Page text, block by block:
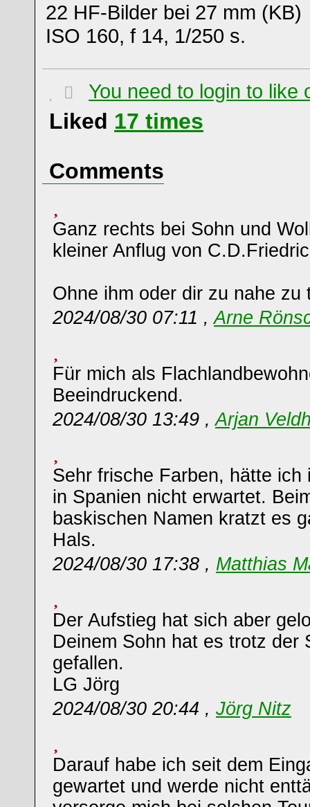
22 HF-Bilder bei 27 mm (KB)
ISO 160, f 14, 1/250 s.
You need to login to like
Liked 17 times
Comments
Ganz rechts bei Sohn und
kleiner Anflug von
Ohne ihm oder dir zu nahe zu
2024/08/30 07:11 ,Arne
Für mich als
Beeindruckend.
2024/08/30 13:49 ,Arjan
Sehr frische Farben, hätte ich
in Spanien nicht erwartet.
baskischen Namen kratzt es
Hals.
2024/08/30 17:38 , Matthias
Der Aufstieg hat sich aber
Deinem Sohn hat es trotz der
gefallen.
LG Jörg
2024/08/30 20:44 , Jörg Nitz
Darauf habe ich seit dem
gewartet und werde nicht